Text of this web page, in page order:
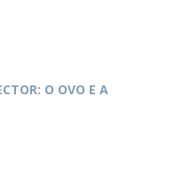
O OVO E A